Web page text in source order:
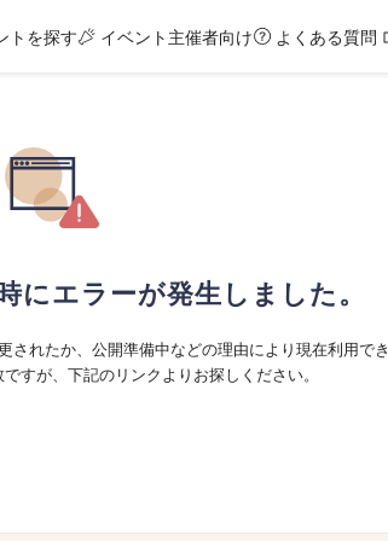
トを探す イベント主催者向け よくある質問
にエラーが発生しました。
されたか、公開準備中などの理由により現在利用でき
すが、下記のリンクよりお探しください。